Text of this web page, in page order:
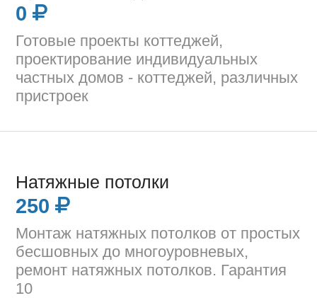
0
Готовые проекты коттеджей,
проектирование индивидуальных
частных домов - коттеджей, различных
пристроек
Натяжные потолки
250
Монтаж натяжных потолков от простых
бесшовных до многоуровневых,
ремонт натяжных потолков. Гарантия
10